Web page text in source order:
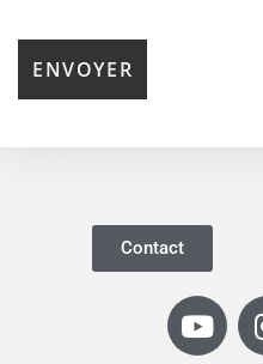
Contact